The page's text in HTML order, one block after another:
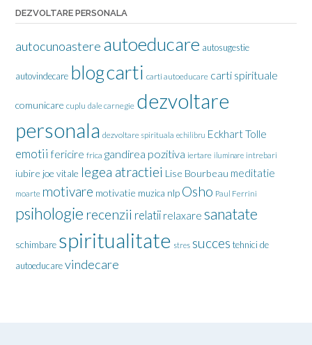
DEZVOLTARE PERSONALA
autocunoastere autoeducare autosugestie
autovindecare blogcarti carti autoeducare carti spirituale
comunicare cuplu dale carnegie dezvoltare
personala dezvoltare spirituala echilibru Eckhart Tolle
emotii fericire frica gandirea pozitiva iertare iluminare intrebari
iubire joe vitale legea atractiei Lise Bourbeau meditatie
moarte motivare motivatie muzica nlp Osho Paul Ferrini
psihologie recenzii relatii relaxare sanatate
schimbare spiritualitate stres succes tehnici de
autoeducarevindecare